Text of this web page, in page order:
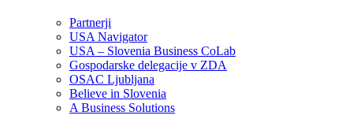
Partnerji
USA Navigator
USA – Slovenia Business CoLab
Gospodarske delegacije v ZDA
OSAC Ljubljana
Believe in Slovenia
A Business Solutions